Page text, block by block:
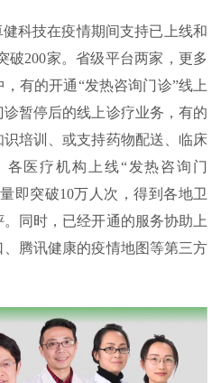
科技在疫情期间支持已上线和
破200家。省级平台两家，更多
有的开通“发热咨询门诊”线上
暂停后的线上诊疗业务，有的
培训、或支持药物配送、临床
医疗机构上线“发热咨询门
即突破10万人次，得到各地卫
同时，已经开通的服务协助上
腾讯健康的疫情地图等第三方